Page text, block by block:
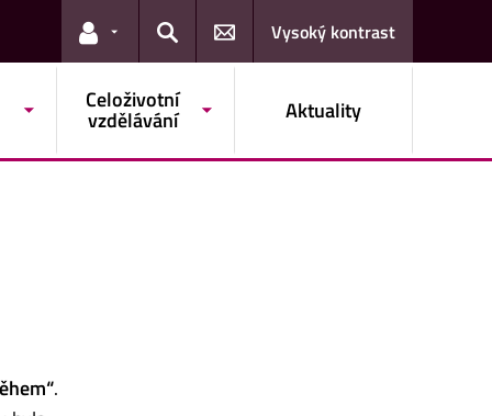
Odkazy pro uživatele
Hledat
Vysoký kontrast
Celoživotní
vzdělávání Aktuality
.